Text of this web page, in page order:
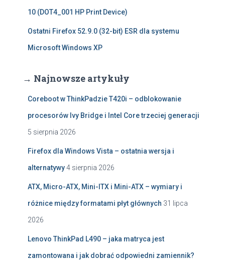
10 (DOT4_001 HP Print Device)
Ostatni Firefox 52.9.0 (32-bit) ESR dla systemu
Microsoft Windows XP
→ Najnowsze artykuły
Coreboot w ThinkPadzie T420i – odblokowanie
procesorów Ivy Bridge i Intel Core trzeciej generacji
5 sierpnia 2026
Firefox dla Windows Vista – ostatnia wersja i
alternatywy4 sierpnia 2026
ATX, Micro-ATX, Mini-ITX i Mini-ATX – wymiary i
różnice między formatami płyt głównych 31 lipca
2026
Lenovo ThinkPad L490 – jaka matryca jest
zamontowana i jak dobrać odpowiedni zamiennik?